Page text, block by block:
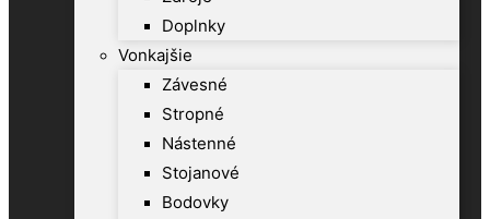
Doplnky
Vonkajšie
Závesné
Stropné
Nástenné
Stojanové
Bodovky